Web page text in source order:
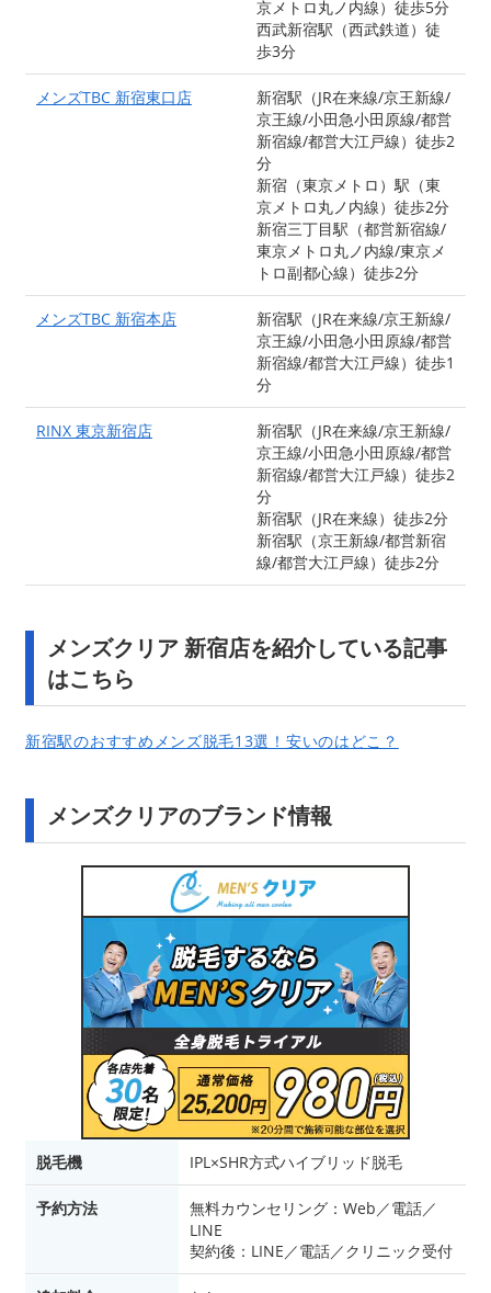
京メトロ丸ノ内線）徒歩5分
西武新宿駅（西武鉄道）徒
歩3分
メンズTBC 新宿東口店
新宿駅（JR在来線/京王新線/
京王線/小田急小田原線/都営
新宿線/都営大江戸線）徒歩2
分
新宿（東京メトロ）駅（東
京メトロ丸ノ内線）徒歩2分
新宿三丁目駅（都営新宿線/
東京メトロ丸ノ内線/東京メ
トロ副都心線）徒歩2分
メンズTBC 新宿本店
新宿駅（JR在来線/京王新線/
京王線/小田急小田原線/都営
新宿線/都営大江戸線）徒歩1
分
RINX 東京新宿店
新宿駅（JR在来線/京王新線/
京王線/小田急小田原線/都営
新宿線/都営大江戸線）徒歩2
分
新宿駅（JR在来線）徒歩2分
新宿駅（京王新線/都営新宿
線/都営大江戸線）徒歩2分
メンズクリア 新宿店を紹介している記事
はこちら
新宿駅のおすすめメンズ脱毛13選！安いのはどこ？
メンズクリアのブランド情報
脱毛機 IPL×SHR方式ハイブリッド脱毛
予約方法
無料カウンセリング：Web／電話／
LINE
契約後：LINE／電話／クリニック受付